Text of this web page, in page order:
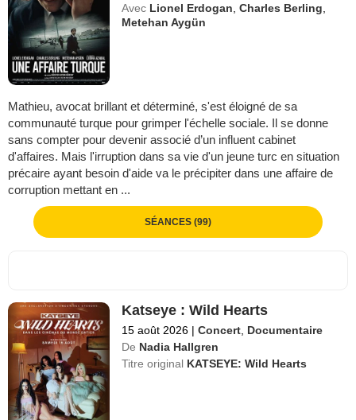
Avec Lionel Erdogan ,Charles Berling
Metehan Aygün
Mathieu, avocat brillant et déterminé, s'est éloigné de sa
communauté turque pour grimper l'échelle sociale. Il se donne
sans compter pour devenir associé d’un influent cabinet
d'affaires. Mais l'irruption dans sa vie d'un jeune turc en situation
précaire ayant besoin d'aide va le précipiter dans une affaire de
corruption mettant en ...
SÉANCES (99)
Katseye : Wild Hearts
15 août 2026 | Concert Documentaire
De Nadia Hallgren
Titre original KATSEYE: Wild Hearts